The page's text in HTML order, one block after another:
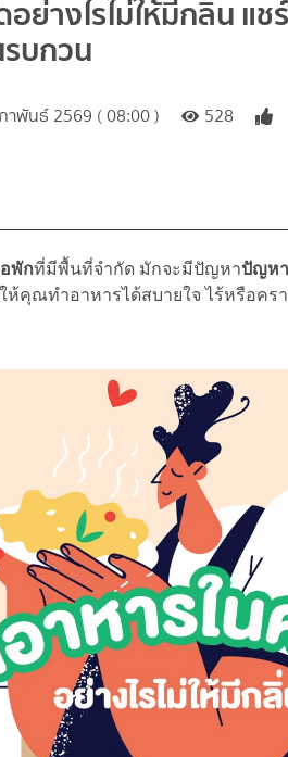
ย่างไรไม่ให้มีกลิ่น แ
บกวน
าพันธ์ 2569 ( 08:00 ) 528
พักที่มีพื้นที่จำกัด มักจะมีปัญหาปัญห
คุณทำอาหารได้สบายใจ ไร้หรือคร